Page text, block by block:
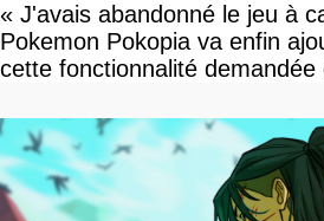
« J'avais abandonné le jeu à
Pokemon Pokopia va enfin
cette fonctionnalité demandée